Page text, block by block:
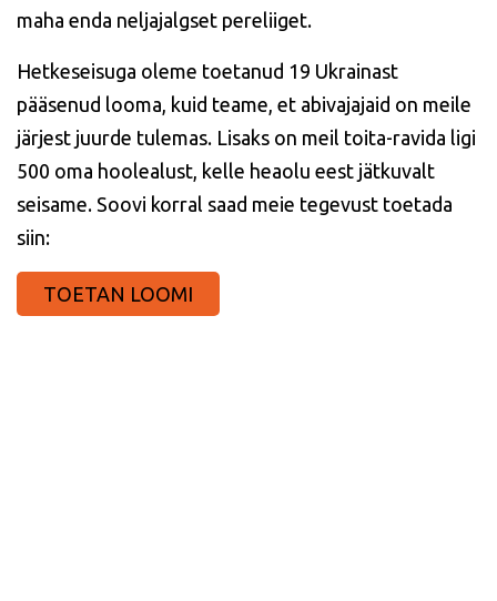
maha enda neljajalgset pereliiget.
Hetkeseisuga oleme toetanud 19 Ukrainast
pääsenud looma, kuid teame, et abivajajaid on meile
järjest juurde tulemas. Lisaks on meil toita-ravida ligi
500 oma hoolealust, kelle heaolu eest jätkuvalt
seisame. Soovi korral saad meie tegevust toetada
siin:
TOETAN LOOMI